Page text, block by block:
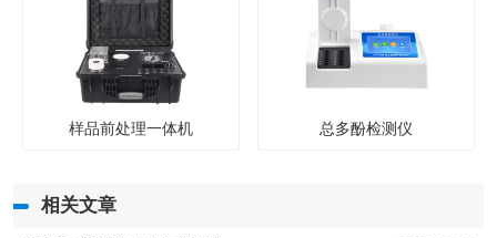
样品前处理一体机 总多酚检测仪
相关文章